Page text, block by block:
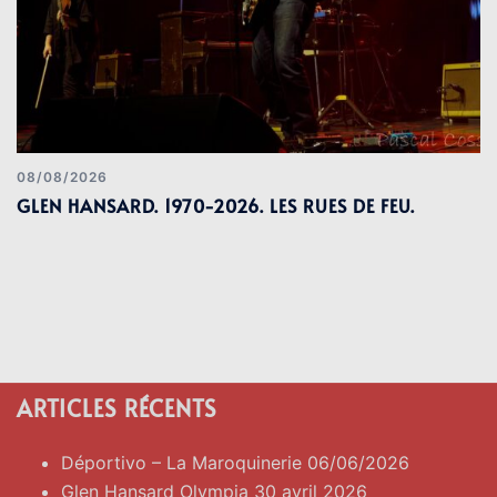
08/08/2026
GLEN HANSARD. 1970-2026. LES RUES DE FEU.
ARTICLES RÉCENTS
Déportivo – La Maroquinerie 06/06/2026
Glen Hansard Olympia 30 avril 2026